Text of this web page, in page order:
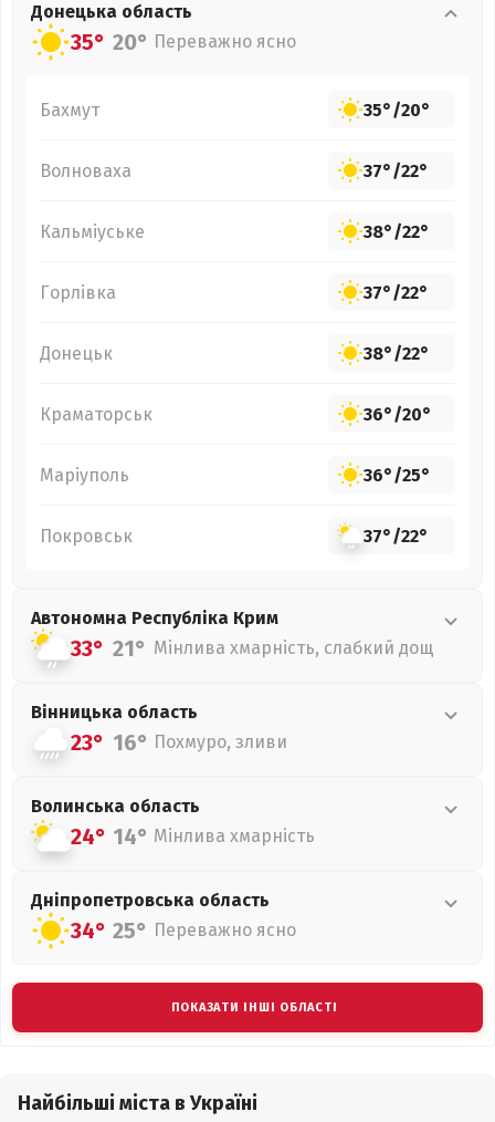
Донецька область
35° 20° Переважно ясно
Бахмут 35°/20°
Волноваха 37°/22°
Кальміуське 38°/22°
Горлівка 37°/22°
Донецьк 38°/22°
Краматорськ 36°/20°
Маріуполь 36°/25°
Покровськ 37°/22°
Автономна Республіка Крим
33° 21° Мінлива хмарність, слабкий дощ
Вінницька область
23° 16° Похмуро, зливи
Волинська область
24° 14° Мінлива хмарність
Дніпропетровська область
34° 25° Переважно ясно
ПОКАЗАТИ ІНШІ ОБЛАСТІ
Найбільші міста в Україні